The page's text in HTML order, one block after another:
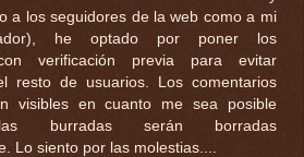
a los seguidores de la web como a mi
he optado por poner los
verificación previa para evitar
resto de usuarios. Los comentarios
visibles en cuanto me sea posible
burradas serán borradas
Lo siento por las molestias....